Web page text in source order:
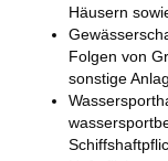
Häusern
Folgen von
sonstige